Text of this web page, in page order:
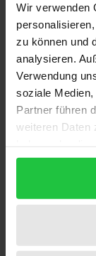
Wir verwenden
zu können und
analysieren.
Verwendung
soziale
Partner führen
weiteren Daten
gesammelt
Auflage
1
ISBN
978-3-7890-
Untertitel
Eine
01.03.1988